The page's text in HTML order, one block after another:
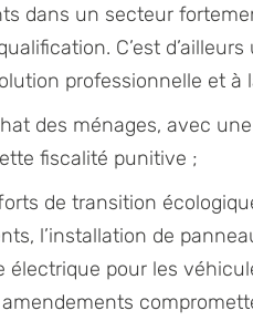
dans un secteur
C’est
professionnelle et à
des ménages, avec
fiscalité punitive ;
de transition
l’installation de
électrique pour les